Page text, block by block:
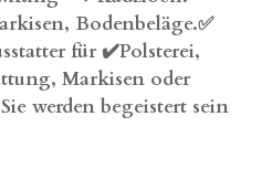
Bodenbeläge.✅
für ✔️Polsterei,
Markisen oder
werden begeistert sein